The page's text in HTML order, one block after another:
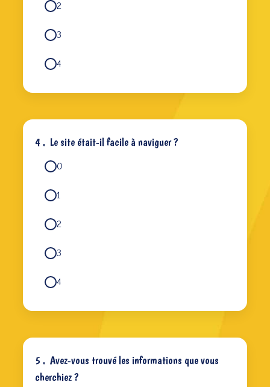
2
3
4
4 . Le site était-il facile à naviguer ?
0
1
2
3
4
5 . Avez-vous trouvé les informations que vous
cherchiez ?